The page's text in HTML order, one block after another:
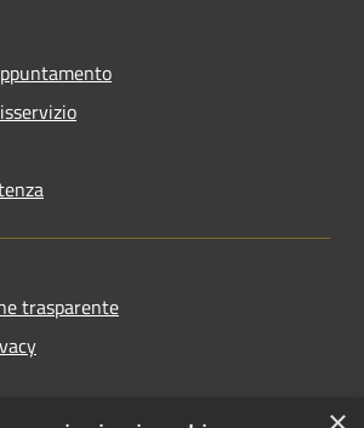
trasparente